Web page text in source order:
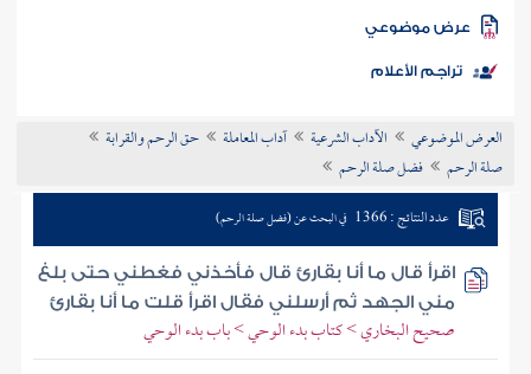
الكتب
موضوعي
تراجم الأعلام
العرض الموضوعي الآداب الشرعية آداب المعاملة
حق الرحم والقرابة
صلة الرحم
فضل صلة الرحم
عدد النتائج : 1366 في البحث عن (فضل صلة الرحم)
اقرأ قال ما أنا بقارئ قال فأخذني فغطني حتى بلغ
مني الجهد ثم أرسلني فقال اقرأ قلت ما أنا بقارئ
صحيح البخاري > كتاب بدء الوحي > باب بدء الوحي